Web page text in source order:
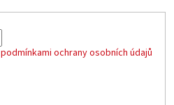
podmínkami ochrany osobních údajů